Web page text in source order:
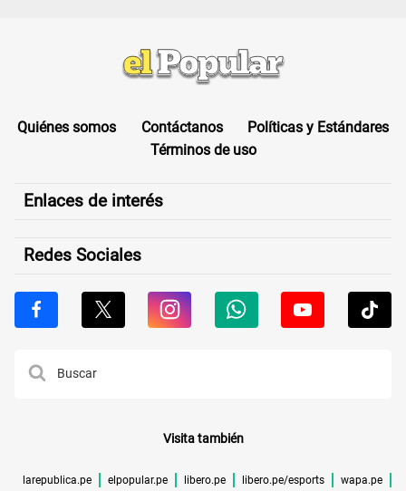
Quiénes somos Contáctanos
Políticas y Estándares
Términos de uso
Enlaces de interés
Redes Sociales
Visita también
larepublica.pe elpopular.pe libero.pe libero.pe/esports wapa.pe